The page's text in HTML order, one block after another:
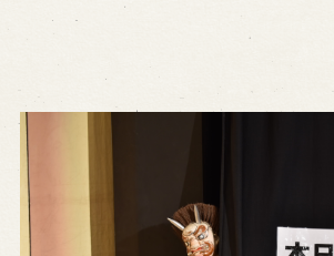
海外旅行客向け特別公演「く
歴史